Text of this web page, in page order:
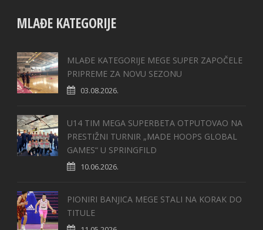
MLAĐE KATEGORIJE
MLAĐE KATEGORIJE MEGE SUPER ZAPOČELE
PRIPREME ZA NOVU SEZONU
03.08.2026.
U14 TIM MEGA SUPERBETA OTPUTOVAO NA
PRESTIŽNI TURNIR „MADE HOOPS GLOBAL
GAMES“ U SPRINGFILD
10.06.2026.
PIONIRI BANJICA MEGE STALI NA KORAK DO
TITULE